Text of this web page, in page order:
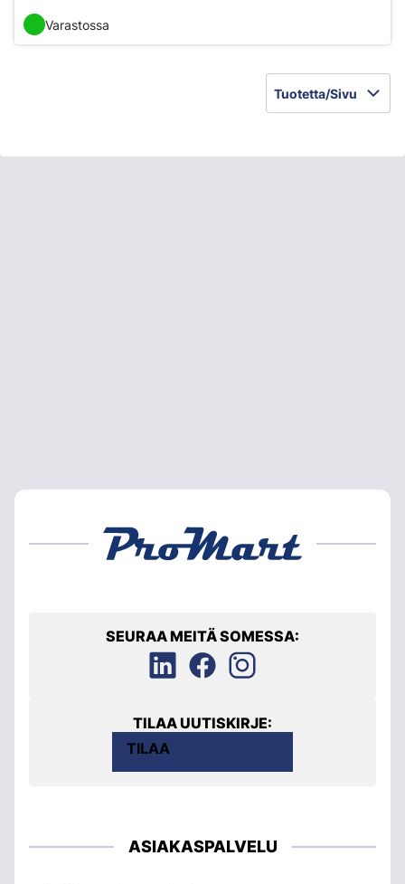
Varastossa
Tuotetta/Sivu
SEURAA MEITÄ SOMESSA:
TILAA UUTISKIRJE:
TILAA
ASIAKASPALVELU